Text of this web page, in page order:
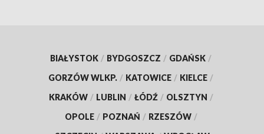
BIAŁYSTOK / BYDGOSZCZ / GDAŃSK /
GORZÓW WLKP. / KATOWICE / KIELCE /
KRAKÓW / LUBLIN / ŁÓDŹ / OLSZTYN /
OPOLE / POZNAŃ / RZESZÓW /